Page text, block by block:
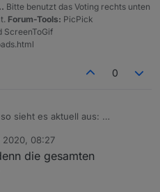
Bitte benutzt das Voting rechts unten
Forum-Tools: PicPick
ScreenToGif
0
sieht es aktuell aus:
2020, 08:27
die gesamten